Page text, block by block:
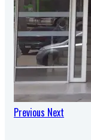
Previous Next